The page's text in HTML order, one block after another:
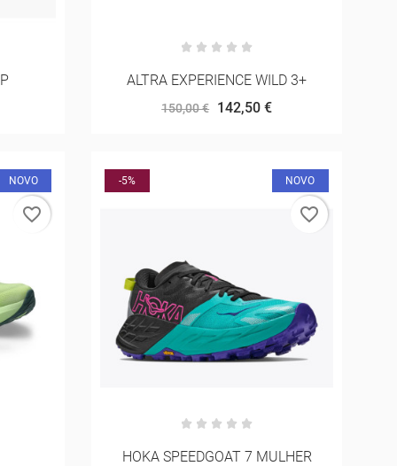
ALTRA EXPERIENCE WILD 3+
150,00 € 142,50 €
NOVO
favorite_border
-5% NOVO
HOKA SPEEDGOAT 7 MULHER
favorite_border